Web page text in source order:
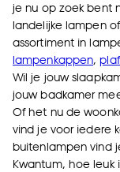
je nu op zoek bent
landelijke lampen
assortiment in
lampenkappen,
Wil je jouw
jouw badkamer
Of het nu de
vind je voor iedere
buitenlampen vind
Kwantum, hoe leuk